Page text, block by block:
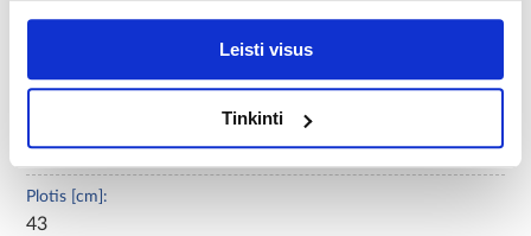
Leisti visus
Tinkinti
49
Plotis [cm]:
43